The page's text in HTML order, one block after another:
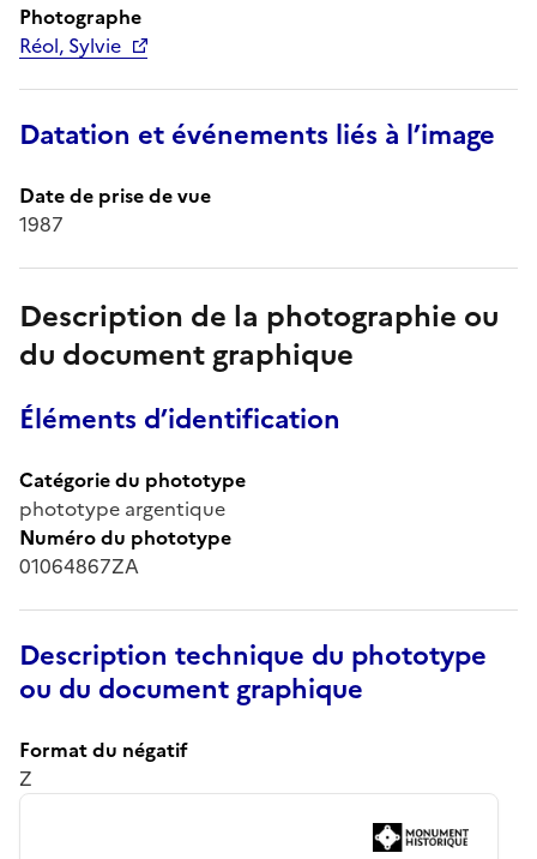
Photographe
Réol, Sylvie
Datation et événements liés à l’image
Date de prise de vue
1987
Description de la photographie ou
du document graphique
Éléments d’identification
Catégorie du phototype
phototype argentique
Numéro du phototype
01064867ZA
Description technique du phototype
ou du document graphique
Format du négatif
Z